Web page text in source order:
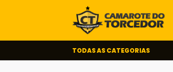
TODAS AS CATEGORIAS